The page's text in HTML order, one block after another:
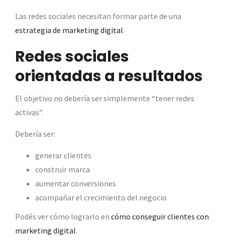
Las redes sociales necesitan formar parte de una
estrategia de marketing digital.
Redes sociales
orientadas a resultados
El objetivo no debería ser simplemente “tener redes
activas”.
Debería ser:
generar clientes
construir marca
aumentar conversiones
acompañar el crecimiento del negocio
Podés ver cómo lograrlo en cómo conseguir clientes con
marketing digital.